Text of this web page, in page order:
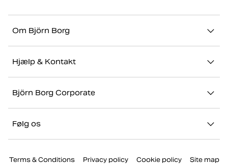
Om Björn Borg
Stories
Showrooms
Hjælp & Kontakt
Retur/Reklamation
Min konto
Björn Borg Corporate
Følg os
Terms & Conditions Privacy policy Cookie policy Site map